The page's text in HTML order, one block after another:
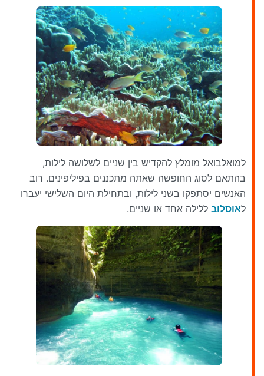
למואלבואל מומלץ להקדיש בין שניים לשלושה לילות,
בהתאם לסוג החופשה שאתה מתכננים בפיליפינים. רוב
האנשים יסתפקו בשני לילות, ובתחילת היום השלישי יעברו
לאוסלוב ללילה אחד או שניים.